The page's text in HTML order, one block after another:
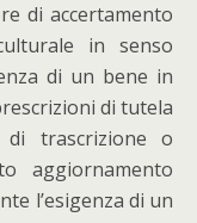
di accertamento
in senso
di un bene in
di tutela
trascrizione o
aggiornamento
l’esigenza di un